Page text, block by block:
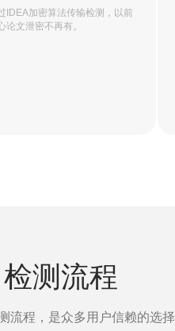
IDEA加密算法传输检测，以前
论文泄密不再有。
检测流程
流程，是众多用户信赖的选择